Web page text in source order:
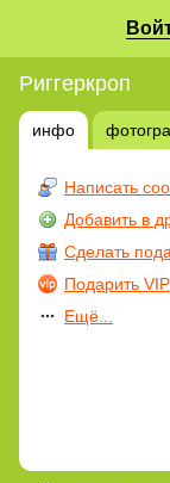
Риггеркроп
инфо
Написать
Добавить в
Сделать
Подарить VIP
Ещё...